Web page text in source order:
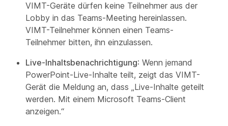
VIMT-Geräte dürfen keine Teilnehmer aus der
Lobby in das Teams-Meeting hereinlassen.
VIMT-Teilnehmer können einen Teams-
Teilnehmer bitten, ihn einzulassen.
Live-Inhaltsbenachrichtigung: Wenn jemand
PowerPoint-Live-Inhalte teilt, zeigt das VIMT-
Gerät die Meldung an, dass „Live-Inhalte geteilt
werden. Mit einem Microsoft Teams-Client
anzeigen.“